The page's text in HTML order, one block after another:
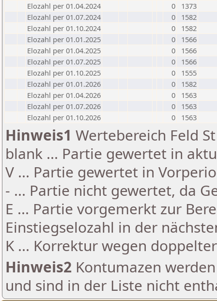
Elozahl per 01.04.2024
0
1373
Elozahl per 01.07.2024
0
1582
Elozahl per 01.10.2024
0
1582
Elozahl per 01.01.2025
0
1566
Elozahl per 01.04.2025
0
1566
Elozahl per 01.07.2025
0
1566
Elozahl per 01.10.2025
0
1555
Elozahl per 01.01.2026
0
1582
Elozahl per 01.04.2026
0
1563
Elozahl per 01.07.2026
0
1563
Elozahl per 01.10.2026
0 1563
Hinweis1 Wertebereich Feld
blank ... Partie gewertet in
V ... Partie gewertet in
- ... Partie nicht gewertet, da
E ... Partie vorgemerkt zur
Einstiegselozahl in der
K ... Korrektur wegen
Hinweis2 Kontumazen
und sind in der Liste nicht